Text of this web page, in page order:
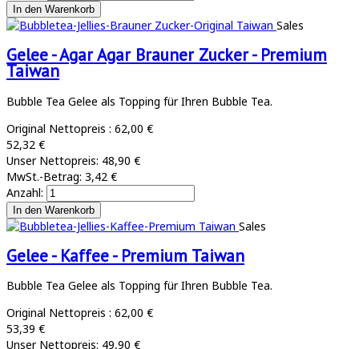
Sales
Gelee - Agar Agar Brauner Zucker - Premium
Taiwan
Bubble Tea Gelee als Topping für Ihren Bubble Tea.
Original Nettopreis : 62,00 €
52,32 €
Unser Nettopreis: 48,90 €
MwSt.-Betrag: 3,42 €
Anzahl:
Sales
Gelee - Kaffee - Premium Taiwan
Bubble Tea Gelee als Topping für Ihren Bubble Tea.
Original Nettopreis : 62,00 €
53,39 €
Unser Nettopreis: 49,90 €